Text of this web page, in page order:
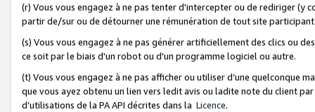
(r) Vous vous engagez à ne pas tenter d'intercepter ou de rediriger
partir de/sur ou de détourner une rémunération de tout site
(s) Vous vous engagez à ne pas générer artificiellement des clics ou
ce soit par le biais d'un robot ou d'un programme logiciel ou autre.
(t) Vous vous engagez à ne pas afficher ou utiliser d’une quelconque
que vous ayez obtenu un lien vers ledit avis ou ladite note du client
d’utilisations de la PA API décrites dans la Licence.